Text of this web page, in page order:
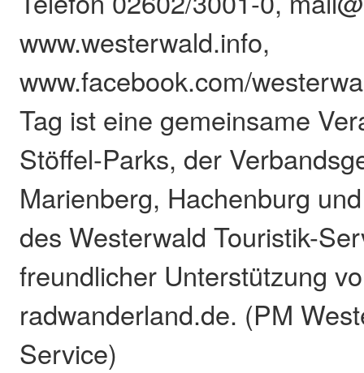
www.westerwald.info,
www.facebook.com/
Tag ist eine gemeinsame
Stöffel-Parks, der
Marienberg, Hachenburg
des Westerwald Touristik-
freundlicher Unterstützung
radwanderland.de. (PM
Service)